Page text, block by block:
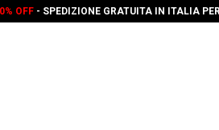
OFF- SPEDIZIONE GRATUITA IN ITALIA